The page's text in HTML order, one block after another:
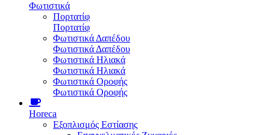
Φωτιστικά
Πορτατίφ
Πορτατίφ
Φωτιστικά Δαπέδου
Φωτιστικά Δαπέδου
Φωτιστικά Ηλιακά
Φωτιστικά Ηλιακά
Φωτιστικά Οροφής
Φωτιστικά Οροφής
Horeca
Εξοπλισμός Εστίασης